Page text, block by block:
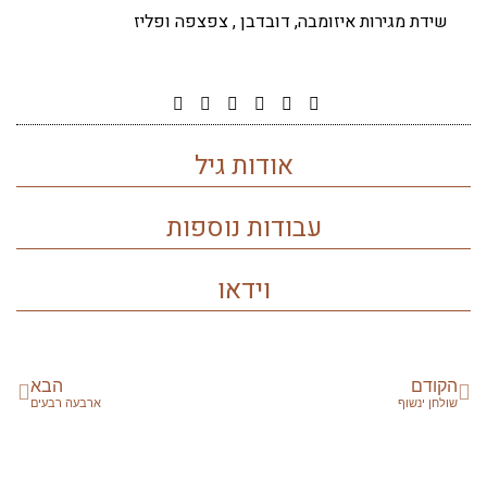
שידת מגירות איזומבה, דובדבן , צפצפה ופליז
אודות גיל
עבודות נוספות
וידאו
הקודם
שולחן ינשוף
הבא
ארבעה רבעים